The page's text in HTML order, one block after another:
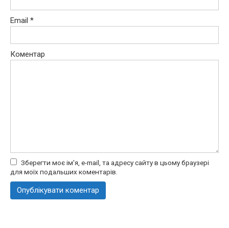
Email *
Коментар
Зберегти моє ім'я, e-mail, та адресу сайту в цьому браузері
для моїх подальших коментарів.